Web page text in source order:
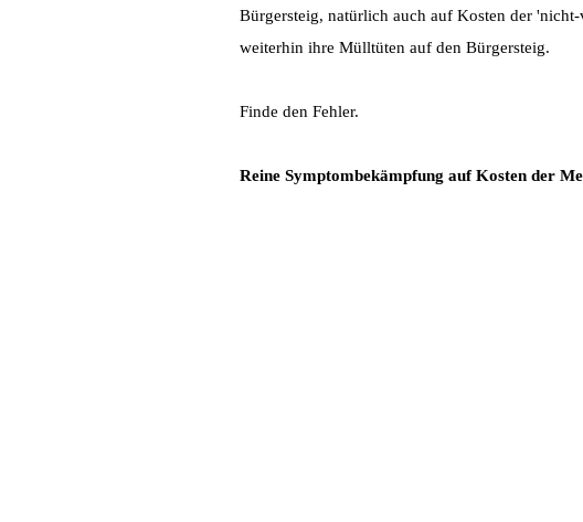
Bürgersteig, natürlich auch auf Kosten der
weiterhin ihre Mülltüten auf den Bürgersteig.
Finde den Fehler.
Reine Symptombekämpfung auf Kosten der